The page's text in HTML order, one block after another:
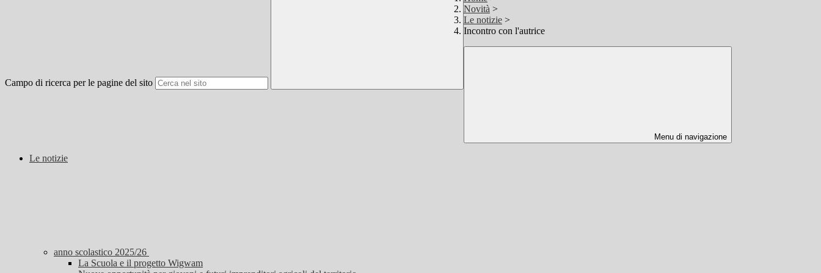
Campo di ricerca per le pagine del sito
Novità >
Le notizie >
Incontro con l'autrice
Menu di navigazione
Le notizie
anno scolastico 2025/26
La Scuola e il progetto Wigwam